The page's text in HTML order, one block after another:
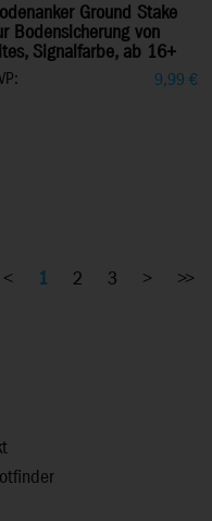
Ground Stake
Bodensicherung von
Signalfarbe, ab 16+
9,99 €
< 1 2 3 > >>